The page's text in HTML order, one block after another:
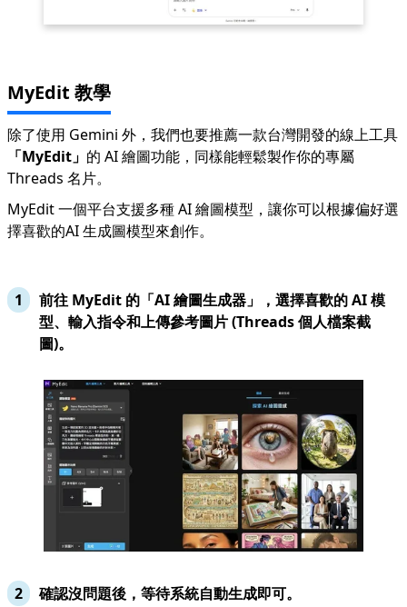
MyEdit 教學
除了使用 Gemini 外，我們也要推薦一款台灣開發的線上工具
「MyEdit」 的 AI 繪圖功能，同樣能輕鬆製作你的專屬
Threads 名片。
MyEdit 一個平台支援多種 AI 繪圖模型，讓你可以根據偏好選
擇喜歡的AI 生成圖模型來創作。
前往 MyEdit 的「AI 繪圖生成器 」，選擇喜歡的 AI 模
型、輸入指令和上傳參考圖片 (Threads 個人檔案截
圖)。
確認沒問題後，等待系統自動生成即可。